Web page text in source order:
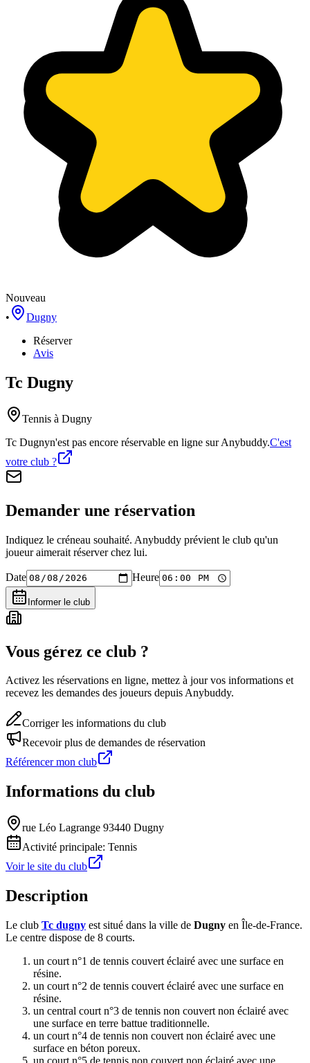
Nouveau
•
Dugny
Réserver
Avis
Tc Dugny
Tennis à Dugny
Tc Dugnyn'est pas encore réservable en ligne sur Anybuddy.C'est
votre club ?
Demander une réservation
Indiquez le créneau souhaité. Anybuddy prévient le club qu'un
joueur aimerait réserver chez lui.
Date Heure
Informer le club
Vous gérez ce club ?
Activez les réservations en ligne, mettez à jour vos informations et
recevez les demandes des joueurs depuis Anybuddy.
Corriger les informations du club
Recevoir plus de demandes de réservation
Référencer mon club
Informations du club
rue Léo Lagrange 93440 Dugny
Activité principale: Tennis
Voir le site du club
Description
Le club Tc dugny est situé dans la ville de Dugny en Île-de-France.
Le centre dispose de 8 courts.
un court n°1 de tennis couvert éclairé avec une surface en
résine.
un court n°2 de tennis couvert éclairé avec une surface en
résine.
un central court n°3 de tennis non couvert non éclairé avec
une surface en terre battue traditionnelle.
un court n°4 de tennis non couvert non éclairé avec une
surface en béton poreux.
un court n°5 de tennis non couvert non éclairé avec une